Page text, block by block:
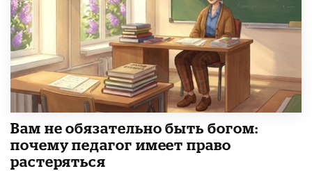
​Вам не обязательно быть богом:
почему педагог имеет право
растеряться